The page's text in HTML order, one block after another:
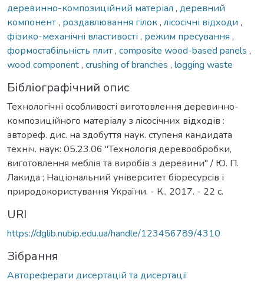
деревинно-композиційний матеріал , деревний
компонент, роздавлювання гілок, лісосічні відходи ,
фізико-механічні властивості , режим пресування ,
формостабільність плит, composite wood-based panels ,
wood component, crushing of branches , logging waste
Бібліографічний опис
Технологічні особливості виготовлення деревинно-
композиційного матеріалу з лісосічних відходів :
автореф. дис. на здобуття наук. ступеня кандидата
техніч. наук: 05.23.06 "Технологія деревообробки,
виготовлення меблів та виробів з деревини" / Ю. П.
Лакида ; Національний університет біоресурсів і
природокористування України. - К., 2017. - 22 с.
URI
https://dglib.nubip.edu.ua/handle/123456789/4310
Зібрання
Автореферати дисертацій та дисертації